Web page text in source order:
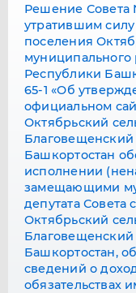
Решение Совета
утратившим
поселения
Республики
65-1 «Об
официальном
Октябрьский
Башкортостан
исполнении
замещающими
депутата Совета
Октябрьский
Башкортостан,
сведений о
обязательствах